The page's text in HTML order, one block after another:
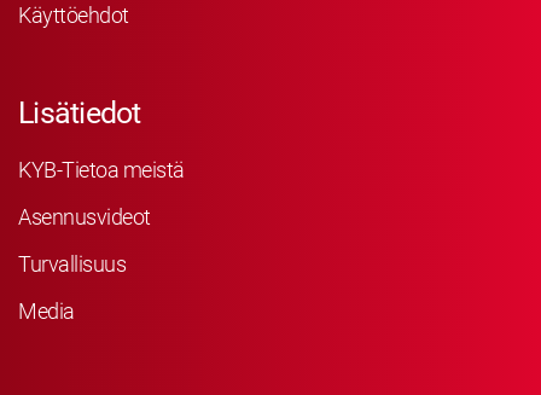
Käyttöehdot
Lisätiedot
KYB-Tietoa meistä
Asennusvideot
Turvallisuus
Media